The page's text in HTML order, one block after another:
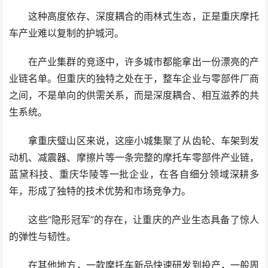
这种高度依存、深度耦合的雨林式生态，正是重庆摩托
车产业难以复制的护城河。
在产业集群的竞逐中，许多城市都能拿出一份漂亮的产
业链名单。但重庆的独特之处在于，整车企业与零部件厂商
之间，不是单向的供需关系，而是深度耦合、相互滋养的共
生系统。
拿重庆璧山区来说，这座小城集聚了从齿轮、车架到发
动机、减震器、摩擦片等一条完整的摩托车零部件产业链，
蓝黛科技、重庆华陵等一批企业，在各自细分领域深耕多
年，形成了独特的技术优势和市场竞争力。
这些“隐形冠军”的存在，让重庆的产业生态具备了惊人
的弹性与韧性。
在其他地方，一款摩托车新品快速研发到投产，一般周